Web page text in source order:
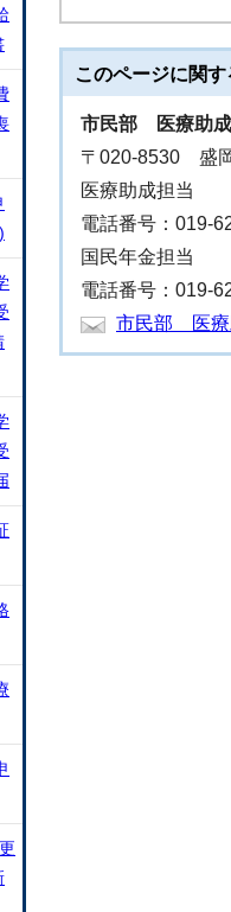
このページに関す
市民部
医療助
〒020-8530 盛
医療助成担当
電話番号：019-
国民年金担当
電話番号：019-
市民部 医療